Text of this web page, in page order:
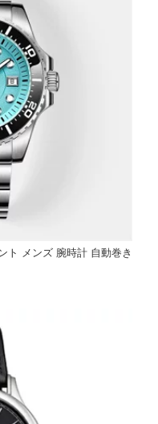
ト メンズ 腕時計 自動巻き